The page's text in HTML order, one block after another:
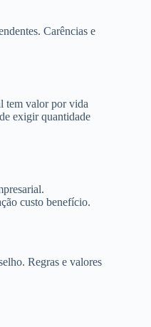
Carências e
tem valor por vida
exigir quantidade
custo benefício.
Regras e valores